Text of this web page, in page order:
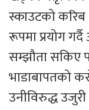
स्काउटको करिब
रूपमा प्रयोग
सम्झौता सकिए
भाडाबापतको
उनीविरुद्ध